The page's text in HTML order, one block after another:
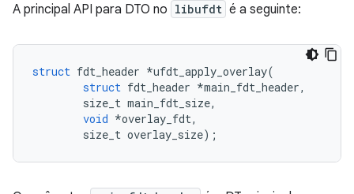
A principal API para DTO no libufdt é a seguinte:
struct fdt_header *ufdt_apply_overlay(
struct fdt_header *main_fdt_header,
size_t main_fdt_size,
void *overlay_fdt,
size_t overlay_size);